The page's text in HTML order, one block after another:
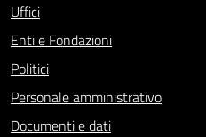
Uffici
Enti e Fondazioni
Politici
Personale amministrativo
Documenti e dati